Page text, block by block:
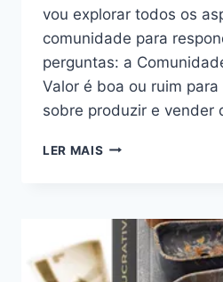
vou explorar todos os
comunidade para
perguntas: a
Valor é boa ou ruim
sobre produzir e vender
LER MAIS COMUNIDADE
BOA
OU
RUIM?
REVIEW